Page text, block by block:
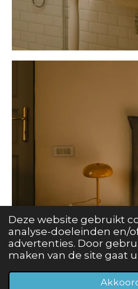
Deze website gebruikt
analyse-doeleinden en/
advertenties. Door
maken van de site gaat